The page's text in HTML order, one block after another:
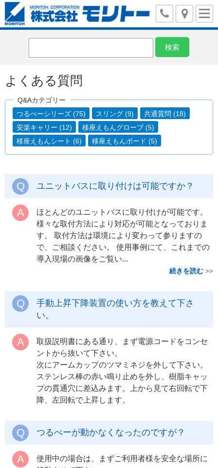
よくある質問
Q&Aカテゴリー
つるべーシリーズ (75)
スリング (9)
共通質問 (18)
安楽キャリー (12)
移座えもんグローブ (5)
移座えもんシート (6)
移座えもんボード (5)
ユニットバスに取り付けは可能ですか？
ほとんどのユニットバスに取り付けが可能です。
様々な取付方法により対応が可能となっておりま
す。 取付方法は環境により変わって参りますの
で、ご相談ください。 使用事例にて、これまでの
導入現場の画像をご覧い...
続きを読む
手動上昇下降装置の使い方を教えて下さ
い。
取扱説明書にある通り、まず電源コードをコンセ
ントから抜いて下さい。
次にアームカップのツマミネジを外して下さい。
ステンレス棒の赤い鳴り止めを外し、樹脂キャッ
プの貫通穴に差込みます。上から見て右回転で下
降、左回転で上昇します。
つるべーが動かなくなったのですが？
使用中の場合は、まずご利用者様を安全な場所に